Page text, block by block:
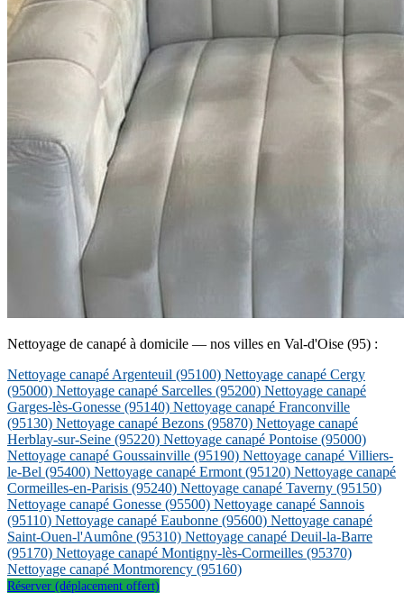
Nettoyage de canapé à domicile — nos villes en Val-d'Oise (95) :
Nettoyage canapé Argenteuil (95100) Nettoyage canapé Cergy
(95000) Nettoyage canapé Sarcelles (95200) Nettoyage canapé
Garges-lès-Gonesse (95140) Nettoyage canapé Franconville
(95130) Nettoyage canapé Bezons (95870) Nettoyage canapé
Herblay-sur-Seine (95220) Nettoyage canapé Pontoise (95000)
Nettoyage canapé Goussainville (95190) Nettoyage canapé Villiers-
le-Bel (95400) Nettoyage canapé Ermont(95120) Nettoyage canapé
Cormeilles-en-Parisis (95240) Nettoyage canapé Taverny (95150)
Nettoyage canapé Gonesse (95500) Nettoyage canapé Sannois
(95110) Nettoyage canapé Eaubonne (95600) Nettoyage canapé
Saint-Ouen-l'Aumône (95310) Nettoyage canapé Deuil-la-Barre
(95170) Nettoyage canapé Montigny-lès-Cormeilles (95370)
Nettoyage canapé Montmorency (95160)
Réserver (déplacement offert)